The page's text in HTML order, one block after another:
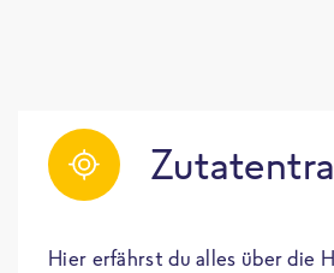
Hier erfährst du alles über die